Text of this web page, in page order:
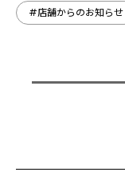
#店舗からのお知らせ